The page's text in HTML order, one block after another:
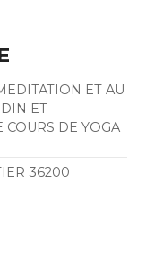
ET AU
ET
DE YOGA
36200